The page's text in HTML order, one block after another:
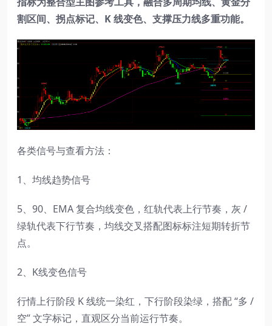
割区间、拐点标记、K 线变色、支撑压力线多重功能。
各类信号与查看方法：
1、均线趋势信号
5、90、EMA 复合均线变色，红轨代表上行节奏，灰 /
绿轨代表下行节奏，均线交叉搭配图标标注短期转折节
点。
2、K线变色信号
行情上行阶段 K 线统一染红，下行阶段染绿，搭配 “多 /
空” 文字标记，直观区分当前运行节奏。